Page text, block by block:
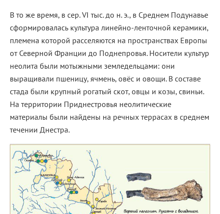
В то же время, в сер. VI тыс. до н. э., в Среднем Подунавье
сформировалась культура линейно-ленточной керамики,
племена которой расселяются на пространствах Европы
от Северной Франции до Поднепровья. Носители культур
неолита были мотыжными земледельцами: они
выращивали пшеницу, ячмень, овёс и овощи. В составе
стада были крупный рогатый скот, овцы и козы, свиньи.
На территории Приднестровья неолитические
материалы были найдены на речных террасах в среднем
течении Днестра.